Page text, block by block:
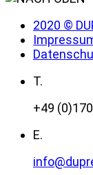
2020 ©
T.
+49
E.